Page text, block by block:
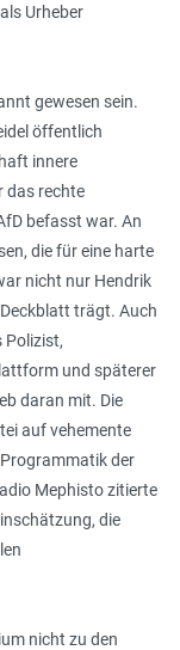
Urheber
gewesen sein.
öffentlich
innere
das rechte
befasst war. An
die für eine harte
nicht nur Hendrik
trägt. Auch
Polizist,
und späterer
daran mit. Die
auf vehemente
der
Mephisto zitierte
die
nicht zu den